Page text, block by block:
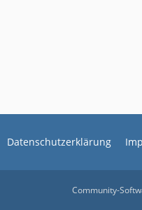
Datenschutzerklärung
Community-